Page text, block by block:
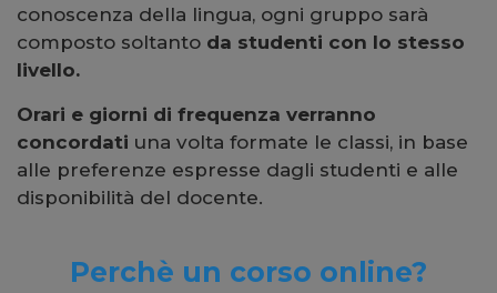
conoscenza della lingua, ogni gruppo sarà
composto soltanto da studenti con lo stesso
livello.
Orari e giorni di frequenza verranno
concordati una volta formate le classi, in base
alle preferenze espresse dagli studenti e alle
disponibilità del docente.
Perchè un corso online?